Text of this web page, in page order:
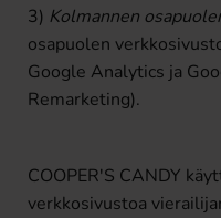
3) Kolmannen
osapuolen
Google Analytics ja
Remarketing).
COOPER'S CANDY
verkkosivustoa